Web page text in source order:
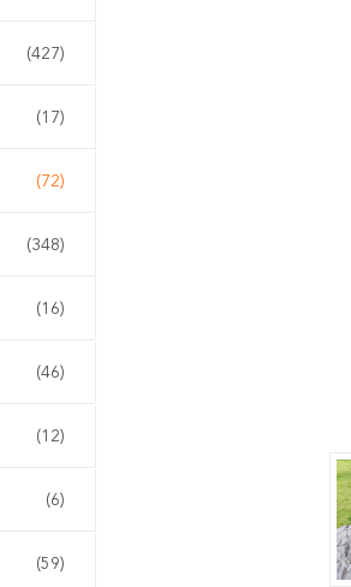
(427)
(17)
(72)
(348)
(16)
(46)
(12)
(6)
(59)